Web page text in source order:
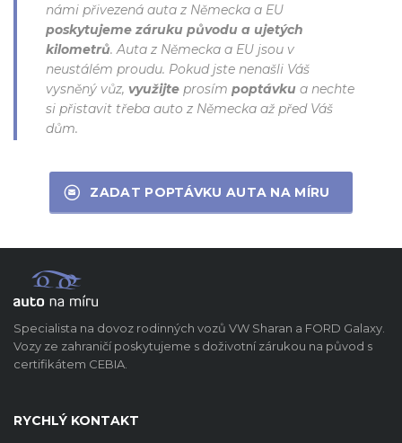
námi přivezená auta z Německa a EU
poskytujeme záruku původu a ujetých
kilometrů. Auta z Německa a EU jsou v
neustálém proudu. Pokud jste nenašli Váš
vysněný vůz, využijte prosím poptávku a nechte
si přistavit třeba auto z Německa až před Váš
dům.
ZADAT POPTÁVKU AUTA NA MÍRU
Specialista na dovoz rodinných vozů VW Sharan a FORD Galaxy.
Vozy ze zahraničí poskytujeme s doživotní zárukou na původ s
certifikátem CEBIA.
RYCHLÝ KONTAKT